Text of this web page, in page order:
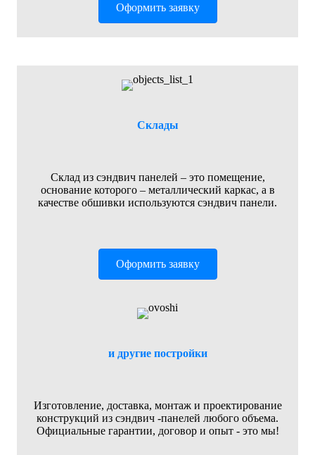
Оформить заявку
Склады
Склад из сэндвич панелей – это помещение,
основание которого – металлический каркас, а в
качестве обшивки используются сэндвич панели.
Оформить заявку
и другие постройки
Изготовление, доставка, монтаж и проектирование
конструкций из сэндвич -панелей любого объема.
Официальные гарантии, договор и опыт - это мы!